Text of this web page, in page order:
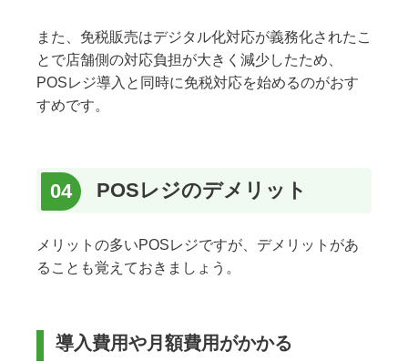
また、免税販売はデジタル化対応が義務化されたこ
とで店舗側の対応負担が大きく減少したため、
POSレジ導入と同時に免税対応を始めるのがおす
すめです。
POSレジのデメリット
メリットの多いPOSレジですが、デメリットがあ
ることも覚えておきましょう。
導入費用や月額費用がかかる